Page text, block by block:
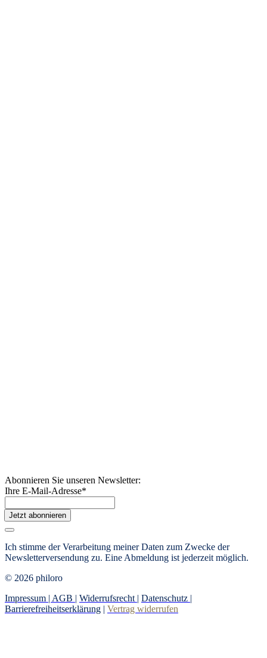
Abonnieren Sie unseren Newsletter:
Ihre E-Mail-Adresse*
Jetzt abonnieren
Ich stimme der Verarbeitung meiner Daten zum Zwecke der
Newsletterversendung zu. Eine Abmeldung ist jederzeit möglich.
© 2026 philoro
Impressum | AGB | Widerrufsrecht | Datenschutz |
Barrierefreiheitserklärung | Vertrag widerrufen